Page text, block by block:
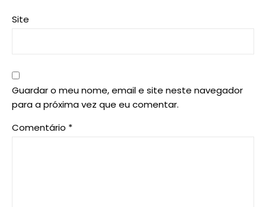
Site
Guardar o meu nome, email e site neste navegador
para a próxima vez que eu comentar.
Comentário *